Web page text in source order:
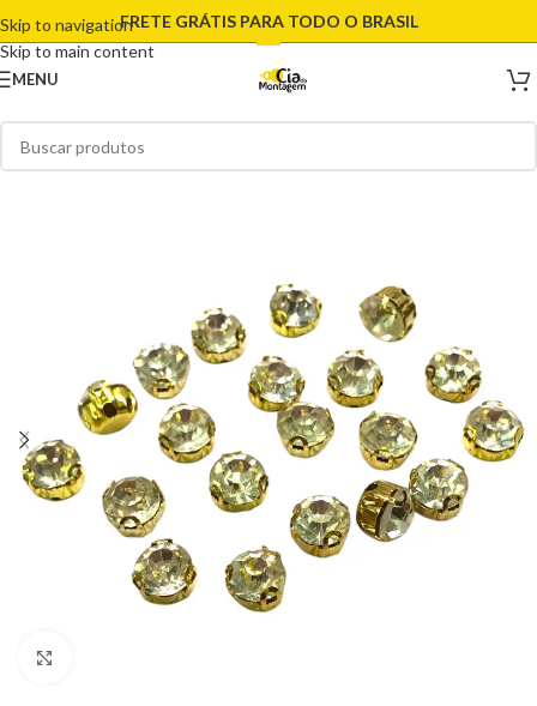
Skip to navigation
Skip to main content
FRETE GRÁTIS PARA TODO O BRASIL
MENU